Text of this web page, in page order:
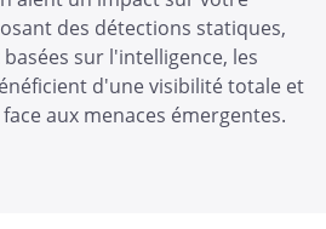
des détections statiques,
sur l'intelligence, les
d'une visibilité totale et
aux menaces émergentes.